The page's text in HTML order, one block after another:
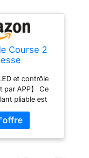
Course 2
électrique
Large
LED, 12
de
de
et contrôle
par APP】 Ce
pliable est
qui
la
le temps et les